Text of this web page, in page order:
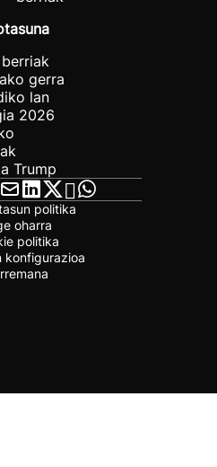
gerra
lan
2026
Trump
politika
oharra
politika
konfigurazioa